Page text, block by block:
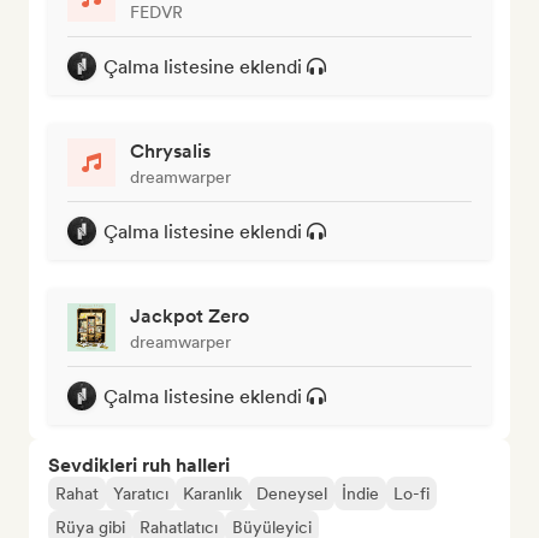
FEDVR
Çalma listesine eklendi
Chrysalis
dreamwarper
Çalma listesine eklendi
Jackpot Zero
dreamwarper
Çalma listesine eklendi
Sevdikleri ruh halleri
Rahat Yaratıcı Karanlık Deneysel İndie
Lo-fi
Rüya gibi
Rahatlatıcı Büyüleyici